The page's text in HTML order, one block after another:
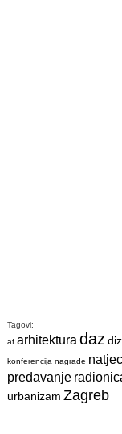
Tagovi:
af arhitektura daz
konferencija nagrade
predavanje
urbanizam Zagreb